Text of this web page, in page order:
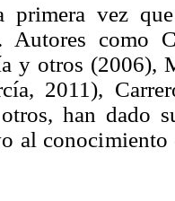
vez
Autores como
y otros
2011),
han dado
al